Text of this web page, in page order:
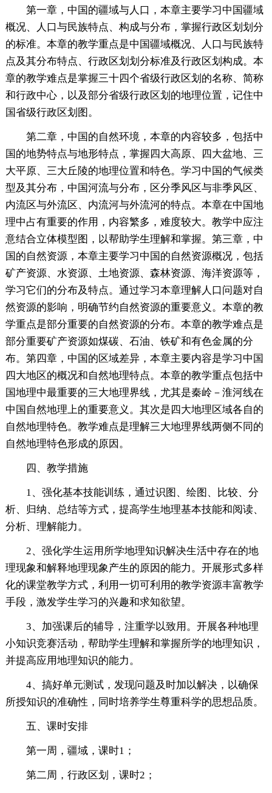
第一章，中国的疆域与人口，本章主要学习中国疆域
概况、人口与民族特点、构成与分布，掌握行政区划划分
的标准。本章的教学重点是中国疆域概况、人口与民族特
点及其分布特点、行政区划划分标准及行政区划构成。本
章的教学难点是掌握三十四个省级行政区划的名称、简称
和行政中心，以及部分省级行政区划的地理位置，记住中
国省级行政区划图。
第二章，中国的自然环境，本章的内容较多，包括中
国的地势特点与地形特点，掌握四大高原、四大盆地、三
大平原、三大丘陵的地理位置和特色。学习中国的气候类
型及其分布，中国河流与分布，区分季风区与非季风区、
内流区与外流区、内流河与外流河的特点。本章在中国地
理中占有重要的作用，内容繁多，难度较大。教学中应注
意结合立体模型图，以帮助学生理解和掌握。第三章，中
国的自然资源，本章主要学习中国的自然资源概况，包括
矿产资源、水资源、土地资源、森林资源、海洋资源等，
学习它们的分布及特点。通过学习本章理解人口问题对自
然资源的影响，明确节约自然资源的重要意义。本章的教
学重点是部分重要的自然资源的分布。本章的教学难点是
部分重要矿产资源如煤碳、石油、铁矿和有色金属的分
布。第四章，中国的区域差异，本章主要内容是学习中国
四大地区的概况和自然地理特点。本章的教学重点包括中
国地理中最重要的三大地理界线，尤其是秦岭－淮河线在
中国自然地理上的重要意义。其次是四大地理区域各自的
自然地理特色。教学难点是理解三大地理界线两侧不同的
自然地理特色形成的原因。
四、教学措施
1、强化基本技能训练，通过识图、绘图、比较、分
析、归纳、总结等方式，提高学生地理基本技能和阅读、
分析、理解能力。
2、强化学生运用所学地理知识解决生活中存在的地
理现象和解释地理现象产生的原因的能力。开展形式多样
化的课堂教学方式，利用一切可利用的教学资源丰富教学
手段，激发学生学习的兴趣和求知欲望。
3、加强课后的辅导，注重学以致用。开展各种地理
小知识竞赛活动，帮助学生理解和掌握所学的地理知识，
并提高应用地理知识的能力。
4、搞好单元测试，发现问题及时加以解决，以确保
所授知识的准确性，同时培养学生尊重科学的思想品质。
五、课时安排
第一周，疆域，课时1；
第二周，行政区划，课时2；